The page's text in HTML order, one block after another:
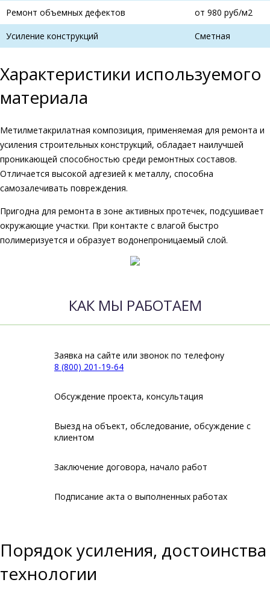
Ремонт объемных дефектов от 980 руб/м2
Усиление конструкций Сметная
Характеристики используемого
материала
Метилметакрилатная композиция, применяемая для ремонта и
усиления строительных конструкций, обладает наилучшей
проникающей способностью среди ремонтных составов.
Отличается высокой адгезией к металлу, способна
самозалечивать повреждения.
Пригодна для ремонта в зоне активных протечек, подсушивает
окружающие участки. При контакте с влагой быстро
полимеризуется и образует водонепроницаемый слой.
КАК МЫ РАБОТАЕМ
Заявка на сайте или звонок по телефону
8 (800) 201-19-64
Обсуждение проекта, консультация
Выезд на объект, обследование, обсуждение с
клиентом
Заключение договора, начало работ
Подписание акта о выполненных работах
Порядок усиления, достоинства
технологии